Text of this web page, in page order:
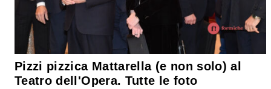
Pizzi pizzica Mattarella (e non solo) al
Teatro dell'Opera. Tutte le foto